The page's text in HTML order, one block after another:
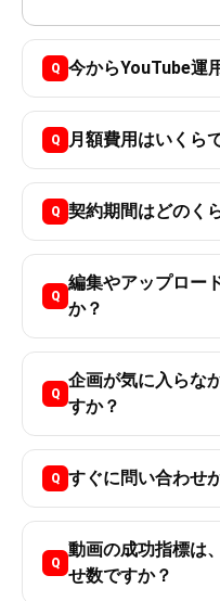
今からYouTube運
月額費用はいくら
契約期間はどのく
編集やアップロー
か？
企画が気に入らな
すか？
すぐに問い合わせ
動画の成功指標は
せ数ですか？